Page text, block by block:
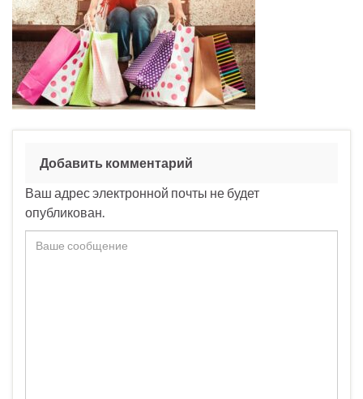
Добавить комментарий
Ваш адрес электронной почты не будет
опубликован.